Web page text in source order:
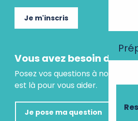
Je m'inscris
Vous avez besoin d'un
Posez vos questions à notre
est là pour vous aider.
Je pose ma question